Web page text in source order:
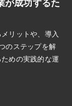
が成功するた
リットや、導入
のステップを解
めの実践的な運